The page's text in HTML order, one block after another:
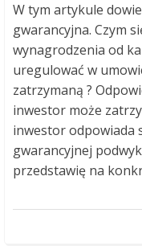
W tym artykule
gwarancyjna. Czym
wynagrodzenia od
uregulować w
zatrzymaną ?
inwestor może
inwestor odpowiada
gwarancyjnej
przedstawię na